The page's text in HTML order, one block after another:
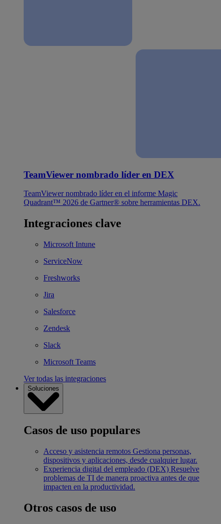
TeamViewer nombrado líder en DEX
TeamViewer nombrado líder en el informe Magic
Quadrant™ 2026 de Gartner® sobre herramientas DEX.
Integraciones clave
Microsoft Intune
ServiceNow
Freshworks
Jira
Salesforce
Zendesk
Slack
Microsoft Teams
Ver todas las integraciones
Soluciones
Casos de uso populares
Acceso y asistencia remotos Gestiona personas,
dispositivos y aplicaciones, desde cualquier lugar.
Experiencia digital del empleado (DEX) Resuelve
problemas de TI de manera proactiva antes de que
impacten en la productividad.
Otros casos de uso